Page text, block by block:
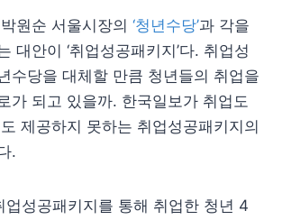
원순 서울시장의 ‘청년수당’과 각을
대안이 ‘취업성공패키지’다. 취업성
수당을 대체할 만큼 청년들의 취업을
가 되고 있을까. 한국일보가 취업도
제공하지 못하는 취업성공패키지의
.
업성공패키지를 통해 취업한 청년 4